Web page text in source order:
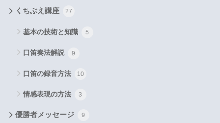
くちぶえ講座 27
基本の技術と知識 5
口笛奏法解説 9
口笛の録音方法 10
情感表現の方法 3
優勝者メッセージ 9